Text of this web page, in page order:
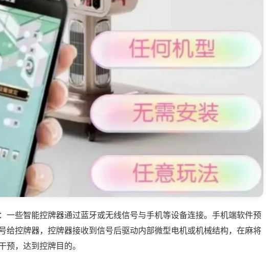
一些智能控牌器通过蓝牙或无线信号与手机等设备连接。手机端软件预
给控牌器，控牌器接收到信号后驱动内部微型电机或机械结构，在麻将
预，达到控牌目的。